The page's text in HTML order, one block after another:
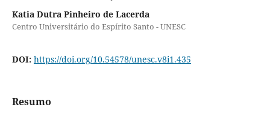
Katia Dutra Pinheiro de Lacerda
Centro Universitário do Espírito Santo - UNESC
DOI: https://doi.org/10.54578/unesc.v8i1.435
Resumo